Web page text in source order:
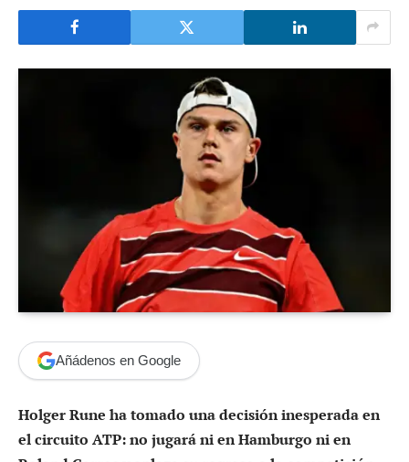
Añádenos en Google
Holger Rune ha tomado una decisión inesperada en
el circuito ATP: no jugará ni en Hamburgo ni en